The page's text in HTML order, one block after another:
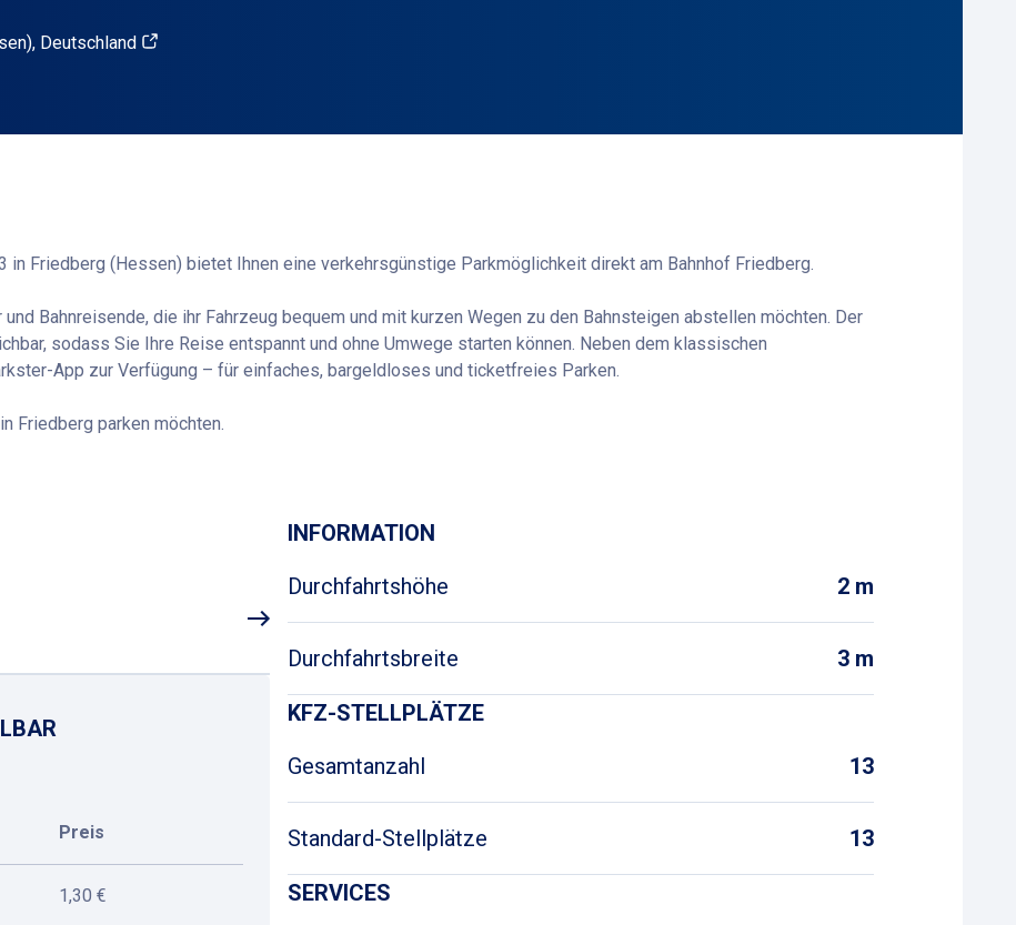
Deutschland
in Friedberg (Hessen) bietet Ihnen eine verkehrsgünstige Parkmöglichkeit direkt am Bahnhof Friedberg.
Bahnreisende, die ihr Fahrzeug bequem und mit kurzen Wegen zu den Bahnsteigen abstellen möchten. Der
sodass Sie Ihre Reise entspannt und ohne Umwege starten können. Neben dem klassischen
App zur Verfügung – für einfaches, bargeldloses und ticketfreies Parken.
Friedberg parken möchten.
Preis
1,30 €
INFORMATION
Durchfahrtshöhe
2 m
Durchfahrtsbreite 3 m
KFZ-STELLPLÄTZE
Gesamtanzahl
13
Standard-Stellplätze 13
SERVICES